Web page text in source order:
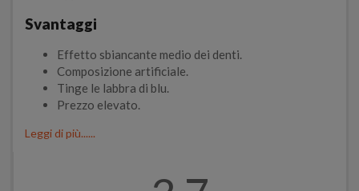
Svantaggi
Effetto sbiancante medio dei denti.
Composizione artificiale.
Tinge le labbra di blu.
Prezzo elevato.
Leggi di più......